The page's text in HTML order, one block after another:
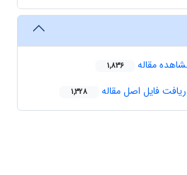
مقاله 1,836
فایل اصل مقاله 1,328